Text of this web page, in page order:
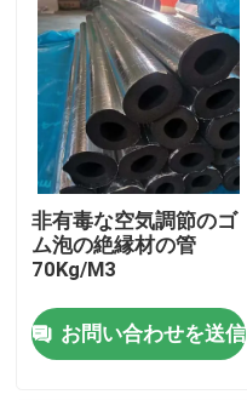
ホーム
非有毒な空気調節のゴ
ム泡の絶縁材の管
70Kg/M3
お問い合わせを送信